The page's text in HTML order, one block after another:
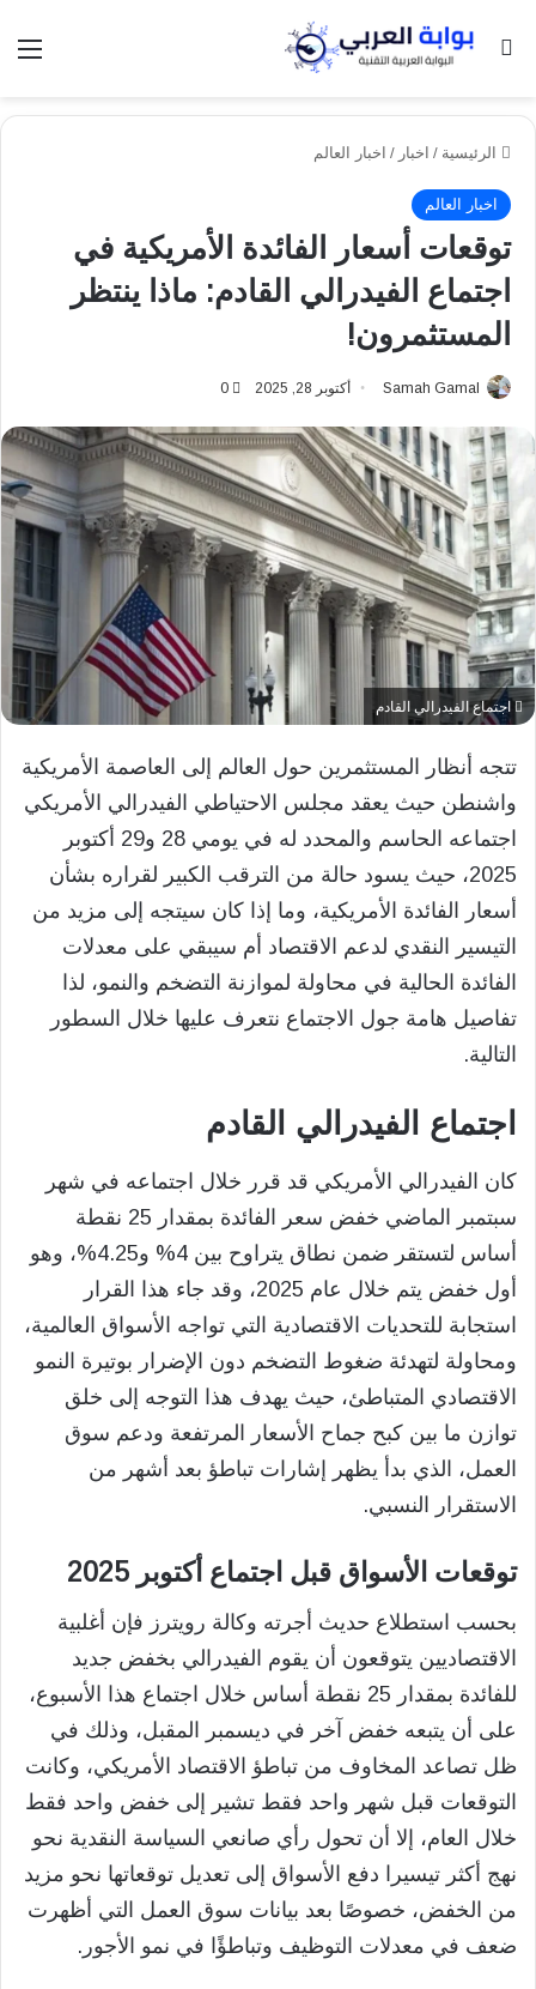
بحث عن
الرئيسية / اخبار / اخبار العالم
اخبار العالم
توقعات أسعار الفائدة الأمريكية في
اجتماع الفيدرالي القادم: ماذا ينتظر
المستثمرون!
Samah Gamal أكتوبر 28, 2025 0
اجتماع الفيدرالي القادم
تتجه أنظار المستثمرين حول العالم إلى العاصمة الأمريكية
واشنطن حيث يعقد مجلس الاحتياطي الفيدرالي الأمريكي
اجتماعه الحاسم والمحدد له في يومي 28 و29 أكتوبر
2025، حيث يسود حالة من الترقب الكبير لقراره بشأن
أسعار الفائدة الأمريكية، وما إذا كان سيتجه إلى مزيد من
التيسير النقدي لدعم الاقتصاد أم سيبقي على معدلات
الفائدة الحالية في محاولة لموازنة التضخم والنمو، لذا
تفاصيل هامة جول الاجتماع نتعرف عليها خلال السطور
التالية.
اجتماع الفيدرالي القادم
كان الفيدرالي الأمريكي قد قرر خلال اجتماعه في شهر
سبتمبر الماضي خفض سعر الفائدة بمقدار 25 نقطة
أساس لتستقر ضمن نطاق يتراوح بين 4% و4.25%، وهو
أول خفض يتم خلال عام 2025، وقد جاء هذا القرار
استجابة للتحديات الاقتصادية التي تواجه الأسواق العالمية،
ومحاولة لتهدئة ضغوط التضخم دون الإضرار بوتيرة النمو
الاقتصادي المتباطئ، حيث يهدف هذا التوجه إلى خلق
توازن ما بين كبح جماح الأسعار المرتفعة ودعم سوق
العمل، الذي بدأ يظهر إشارات تباطؤ بعد أشهر من
الاستقرار النسبي.
توقعات الأسواق قبل اجتماع أكتوبر 2025
بحسب استطلاع حديث أجرته وكالة رويترز فإن أغلبية
الاقتصاديين يتوقعون أن يقوم الفيدرالي بخفض جديد
للفائدة بمقدار 25 نقطة أساس خلال اجتماع هذا الأسبوع،
على أن يتبعه خفض آخر في ديسمبر المقبل، وذلك في
ظل تصاعد المخاوف من تباطؤ الاقتصاد الأمريكي، وكانت
التوقعات قبل شهر واحد فقط تشير إلى خفض واحد فقط
خلال العام، إلا أن تحول رأي صانعي السياسة النقدية نحو
نهج أكثر تيسيرا دفع الأسواق إلى تعديل توقعاتها نحو مزيد
من الخفض، خصوصًا بعد بيانات سوق العمل التي أظهرت
ضعف في معدلات التوظيف وتباطؤًا في نمو الأجور.